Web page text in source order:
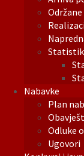
Nabavke
Plan
Odluke
Ugovori